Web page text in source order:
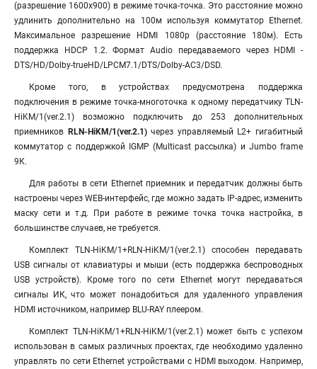
(разрешение 1600х900) в режиме точка-точка. Это расстояние можно
удлинить дополнительно на 100м используя коммутатор Ethernet.
Максимальное разрешение HDMI 1080р (расстояние 180м). Есть
поддержка HDCP 1.2. Формат Audio передаваемого через HDMI -
DTS/HD/Dolby-trueHD/LPCM7.1/DTS/Dolby-AC3/DSD.
Кроме того, в устройствах предусмотрена поддержка
подключения в режиме точка-многоточка к одному передатчику TLN-
HiKM/1(ver.2.1) возможно подключить до 253 дополнительных
приемников RLN-HiKM/1(ver.2.1)через управляемый L2+ гигабитный
коммутатор с поддержкой IGMP (Multicast рассылка) и Jumbo frame
9К.
Для работы в сети Ethernet приемник и передатчик должны быть
настроены через WEB-интерфейс, где можно задать IP-адрес, изменить
маску сети и т.д. При работе в режиме точка точка настройка, в
большинстве случаев, не требуется.
Комплект TLN-HiKM/1+RLN-HiKM/1(ver.2.1) способен передавать
USB сигналы от клавиатуры и мыши (есть поддержка беспроводных
USB устройств). Кроме того по сети Ethernet могут передаваться
сигналы ИК, что может понадобиться для удаленного управления
HDMI источником, например BLU-RAY плеером.
Комплект TLN-HiKM/1+RLN-HiKM/1(ver.2.1) может быть с успехом
использован в самых различных проектах, где необходимо удаленно
управлять по сети Ethernet устройствами с HDMI выходом. Например,